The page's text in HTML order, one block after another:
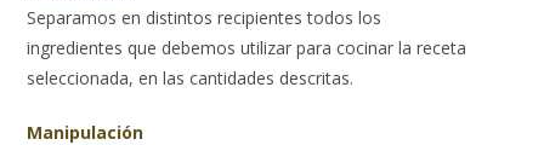
Separamos en distintos recipientes todos los
ingredientes que debemos utilizar para cocinar la receta
seleccionada, en las cantidades descritas.
Manipulación